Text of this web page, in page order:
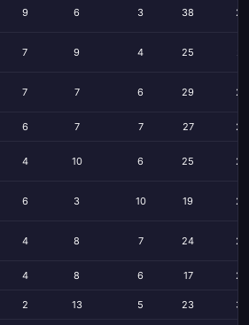
9 6 3 38 24
7 9 4 25 21
7 7 6 29 24
6 7 7 27 28
4 10 6 25 29
6 3 10 19 24
4 8 7 24 26
4 8 6 17 20
2 13 5 23 33